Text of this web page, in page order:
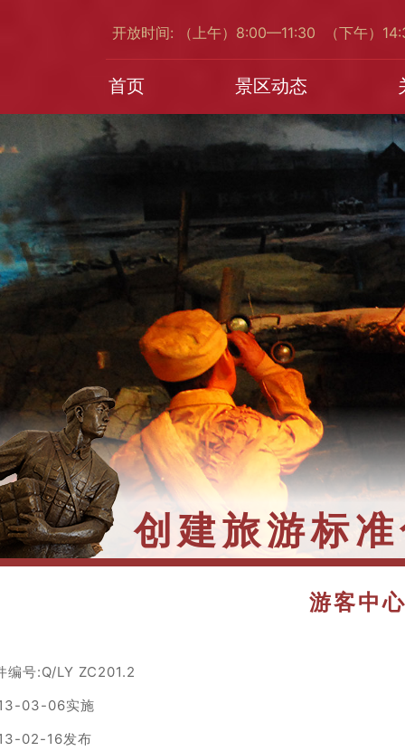
首页 景区动态
开放时间: （上午）8:00—11:30 （下午）14
创建旅游标
游客中
编号:Q/LY ZC201.2
03-06实施
02-16发布